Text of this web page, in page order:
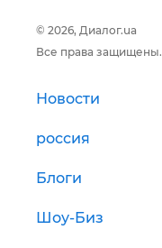
© 2026, Диалог.ua
Все права защищены.
Новости
россия
Блоги
Шоу-Биз